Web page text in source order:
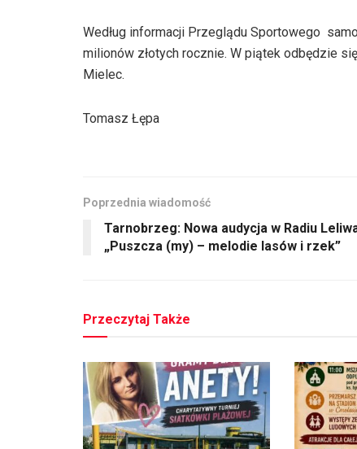
Według informacji Przeglądu Sportowego
milionów złotych rocznie. W piątek odbędzie
Mielec.
Tomasz Łępa
Poprzednia wiadomość
Tarnobrzeg: Nowa audycja w Radiu
„Puszcza (my) – melodie lasów i rzek”
Przeczytaj Także